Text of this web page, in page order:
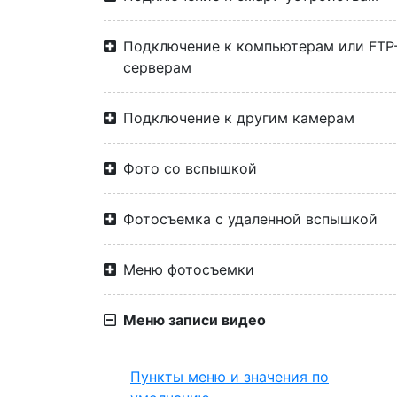
Подключение к компьютерам или
серверам
Подключение к другим камерам
Фото со вспышкой
Фотосъемка с удаленной вспышкой
Меню фотосъемки
Меню записи видео
Пункты меню и значения по